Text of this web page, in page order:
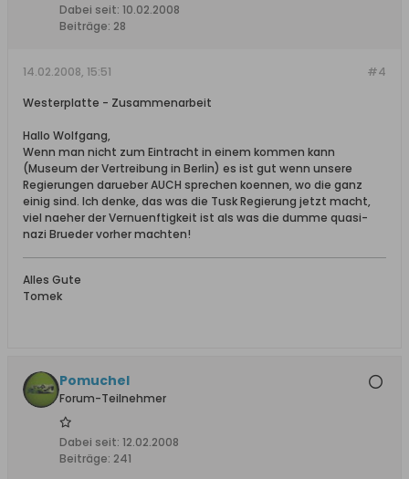
Dabei seit: 10.02.2008
Beiträge: 28
#4
14.02.2008, 15:51
Westerplatte - Zusammenarbeit
Hallo Wolfgang,
Wenn man nicht zum Eintracht in einem kommen kann
(Museum der Vertreibung in Berlin) es ist gut wenn unsere
Regierungen darueber AUCH sprechen koennen, wo die ganz
einig sind. Ich denke, das was die Tusk Regierung jetzt macht,
viel naeher der Vernuenftigkeit ist als was die dumme quasi-
nazi Brueder vorher machten!
Alles Gute
Tomek
Pomuchel
Forum-Teilnehmer
Dabei seit: 12.02.2008
Beiträge: 241